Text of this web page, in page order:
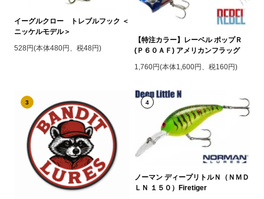
イーグルクロー トレブルフック ＜
ニッケルモデル＞
528円(本体480円、税48円)
【特注カラー】レーベル ポップＲ
(Ｐ６０ＡＦ) アメリカンフラッグ
1,760円(本体1,600円、税160円)
3 4
ノーマン ディープリトルＮ（ＮＭＤ
ＬＮ １５０）Firetiger